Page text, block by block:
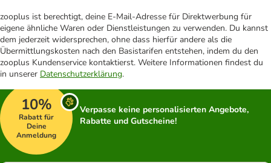
zooplus ist berechtigt, deine E-Mail-Adresse für Direktwerbung für
eigene ähnliche Waren oder Dienstleistungen zu verwenden. Du kannst
dem jederzeit widersprechen, ohne dass hierfür andere als die
Übermittlungskosten nach den Basistarifen entstehen, indem du den
zooplus Kundenservice kontaktierst. Weitere Informationen findest du
in unserer Datenschutzerklärung.
10%
Rabatt für
Deine
Anmeldung
Verpasse keine personalisierten Angebote,
Rabatte und Gutscheine!